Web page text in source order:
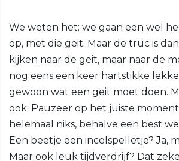
We weten het: we gaan een wel
op, met die geit. Maar de truc is
kijken naar de geit, maar naar de
nog eens een keer hartstikke
gewoon wat een geit moet doen.
ook. Pauzeer op het juiste
helemaal niks, behalve een best
Een beetje een incelspelletje? Ja,
Maar ook leuk tijdverdrijf? Dat